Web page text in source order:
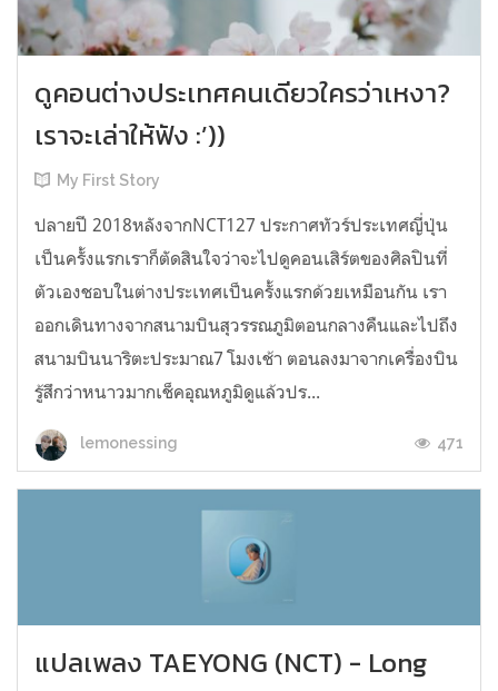
ดูคอนต่างประเทศคนเดียวใครว่าเหงา?
เราจะเล่าให้ฟัง :’))
My First Story
ปลายปี 2018หลังจากNCT127 ประกาศทัวร์ประเทศญี่ปุ่น
เป็นครั้งแรกเราก็ตัดสินใจว่าจะไปดูคอนเสิร์ตของศิลปินที่
ตัวเองชอบในต่างประเทศเป็นครั้งแรกด้วยเหมือนกัน เรา
ออกเดินทางจากสนามบินสุวรรณภูมิตอนกลางคืนและไปถึง
สนามบินนาริตะประมาณ7 โมงเช้า ตอนลงมาจากเครื่องบิน
รู้สึกว่าหนาวมากเช็คอุณหภูมิดูแล้วปร...
lemonessing 471
แปลเพลง TAEYONG (NCT) - Long